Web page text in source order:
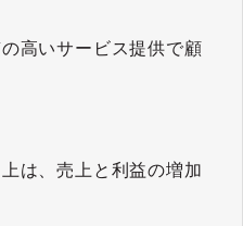
高いサービス提供で顧
は、売上と利益の増加